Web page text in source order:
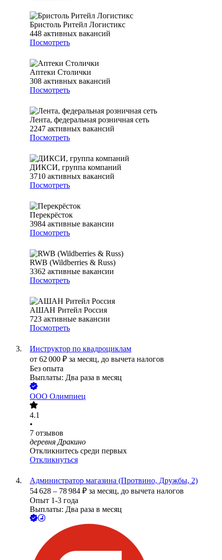
Бристоль Ритейл Логистикс
448 активных вакансий
Посмотреть
Аптеки Столички
308 активных вакансий
Посмотреть
Лента, федеральная розничная сеть
2247 активных вакансий
Посмотреть
ДИКСИ, группа компаний
3710 активных вакансий
Посмотреть
Перекрёсток
3984 активные вакансии
Посмотреть
RWB (Wildberries & Russ)
3362 активные вакансии
Посмотреть
АШАН Ритейл Россия
723 активные вакансии
Посмотреть
Инструктор по квадроциклам
от 62 000 ₽ за месяц, до вычета налогов
Без опыта
Выплаты: Два раза в месяц
ООО Олимпиец
4.1
•
7 отзывов
деревня Дракино
Откликнитесь среди первых
Откликнуться
Администратор магазина (Протвино, Дружбы, 2)
54 628 – 78 984 ₽ за месяц, до вычета налогов
Опыт 1-3 года
Выплаты: Два раза в месяц